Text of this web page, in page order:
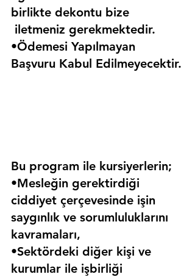
birlikte dekontu bize
iletmeniz gerekmektedir.
•Ödemesi Yapılmayan
Başvuru Kabul Edilmeyecektir.
Bu program ile kursiyerlerin;
•Mesleğin gerektirdiği
ciddiyet çerçevesinde işin
saygınlık ve sorumluluklarını
kavramaları,
•Sektördeki diğer kişi ve
kurumlar ile işbirliği